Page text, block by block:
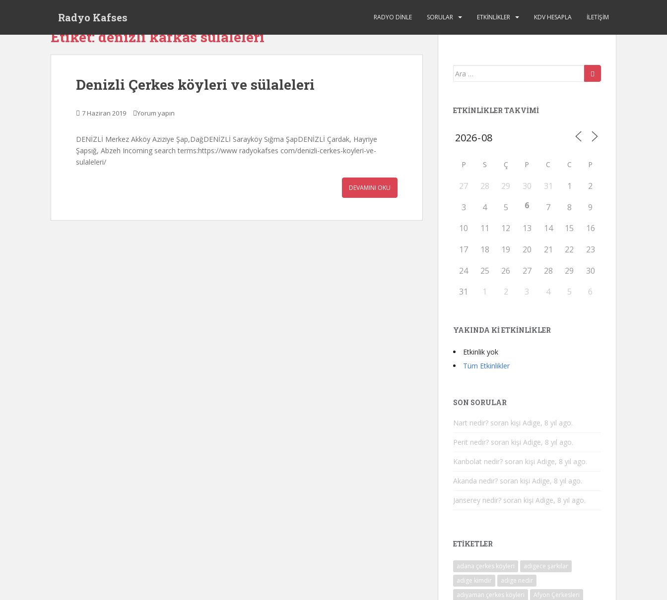
Radyo Kafses RADYO DINLE SORULAR ETKINLIKLER KDV HESAPLA İLETIŞIM
Etiket:denizli kafkas sülaleleri
Denizli Çerkes köyleri ve sülaleleri
7 Haziran 2019 Yorum yapın
DENİZLİ Merkez Akköy Aziziye Şap,DağDENİZLİ Sarayköy Sığma ŞapDENİZLİ Çardak, Hayriye
Şapsığ, Abzeh Incoming search terms:https://www radyokafses com/denizli-cerkes-koyleri-ve-
sulaleleri/
DEVAMINI OKU
Arama
ETKINLIKLER TAKVIMI
P S Ç P C C P
27 28 29 30 31 1
2
3
4 5 6 7 8
9
10
11 12 13 14 15
16
17
18 19 20 21 22
23
24
25 26 27 28 29
30
31
1 2 3 4 5 6
YAKINDA KI ETKINLIKLER
Etkinlik yok
Tüm Etkinlikler
SON SORULAR
Nart nedir? soran kişi Adige, 8 yıl ago.
Perit nedir? soran kişi Adige, 8 yıl ago.
Kanbolat nedir? soran kişi Adige, 8 yıl ago.
Akanda nedir? soran kişi Adige, 8 yıl ago.
Janserey nedir? soran kişi Adige, 8 yıl ago.
ETIKETLER
adana çerkes köyleri
adigece şarkılar
adige kimdir
adige nedir
adıyaman çerkes köyleri
Afyon Çerkesleri